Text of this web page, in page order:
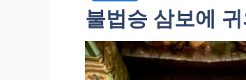
불법승 삼보에